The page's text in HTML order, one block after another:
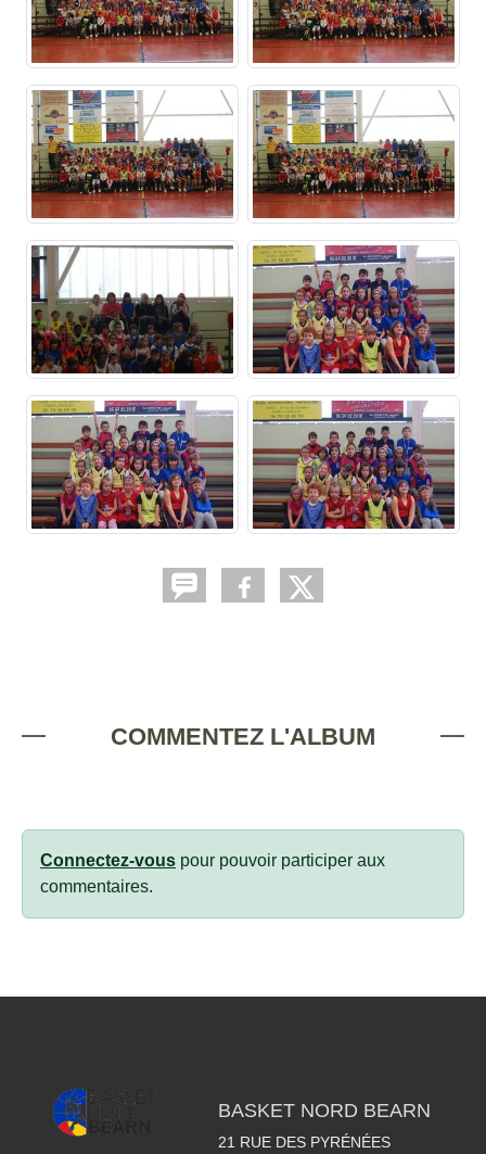
COMMENTEZ L'ALBUM
Connectez-vous pour pouvoir participer aux
commentaires.
BASKET NORD BEARN
21 RUE DES PYRÉNÉES